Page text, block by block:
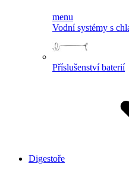
menu
Vodní systémy s
Příslušenství baterií
Digestoře